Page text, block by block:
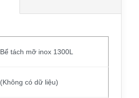
Bể tách mỡ inox 1300L
(Không có dữ liệu)